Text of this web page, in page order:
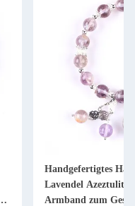
Handgefertigtes
Lavendel Azeztulit
Armband zum